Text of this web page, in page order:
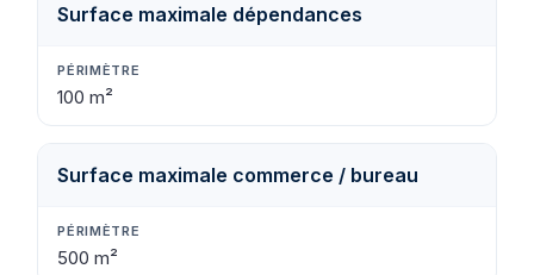
Surface maximale dépendances
100 m²
Surface maximale commerce / bureau
500 m²